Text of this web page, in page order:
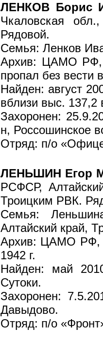
ЛЕНКОВ Борис
Чкаловская
Рядовой.
Семья: Ленков
Архив: ЦАМО РФ,
пропал без вести
Найден: август
вблизи выс. 137,2
Захоронен:
н, Россошинское
Отряд: п/о
ЛЕНЬШИН Егор
РСФСР,
Троицким РВК.
Семья:
Алтайский край,
Архив: ЦАМО РФ,
1942 г.
Найден: май
Сутоки.
Захоронен:
Давыдово.
Отряд: п/о